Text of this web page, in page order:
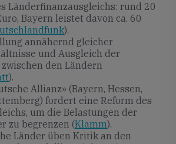
Länderfinanzausgleichs: rund 20
Bayern leistet davon ca. 60
).
annähernd gleicher
und Ausgleich der
den Ländern
).
Allianz» (Bayern, Hessen,
fordert eine Reform des
um die Belastungen der
zu begrenzen (Klamm).
Länder üben Kritik an den